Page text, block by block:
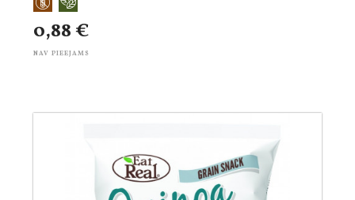
0,88 €
NAV PIEEJAMS